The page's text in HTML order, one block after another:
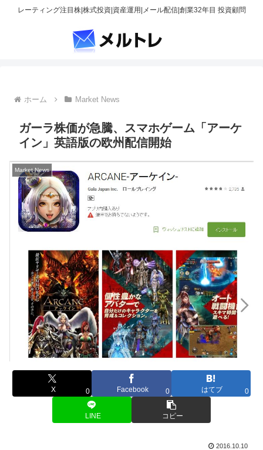
レーティング注目株|株式投資|資産運用|メール配信|創業32年目 投資顧問
ホーム Market News
ガーラ株価が急騰、スマホゲーム「アーケ
イン」英語版の欧州配信開始
Market News
X 0 Facebook 0 はてブ 0
LINE コピー
2016.10.10